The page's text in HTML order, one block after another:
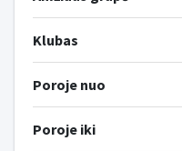
Klubas
Poroje nuo
Poroje iki